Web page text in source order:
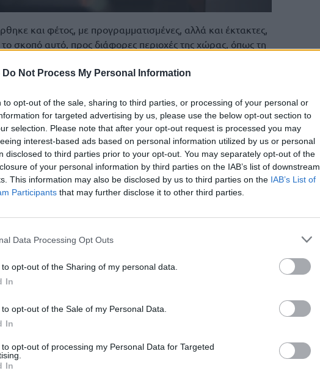
Do Not Process My Personal Information
to opt-out of the sale, sharing to third parties, or processing of your personal or
for targeted advertising by us, please use the below opt-out section to
selection. Please note that after your opt-out request is processed you may
interest-based ads based on personal information utilized by us or personal
disclosed to third parties prior to your opt-out. You may separately opt-out of the
of your personal information by third parties on the IAB’s list of downstream
This information may also be disclosed by us to third parties on the IAB’s List of
Participants that may further disclose it to other third parties.
Data Processing Opt Outs
to opt-out of the Sharing of my personal data.
In
to opt-out of the Sale of my Personal Data.
In
to opt-out of processing my Personal Data for Targeted
In
και φέτος, με προγραμματισμένες, αλλά και έκτακτες,
το σκοπό αυτό, προς διάφορες περιοχές της χώρας, όπως τη
τη Μύκονο, τη Λήμνο, την Κεφαλονιά, τη Σάμο, την